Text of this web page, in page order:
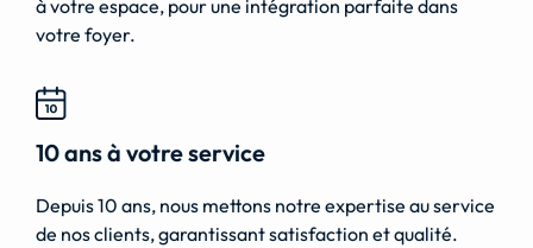
à votre espace, pour une intégration parfaite dans
votre foyer.
10 ans à votre service
Depuis 10 ans, nous mettons notre expertise au service
de nos clients, garantissant satisfaction et qualité.